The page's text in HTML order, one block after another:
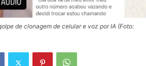
de clonagem de celular e voz por IA (Foto: